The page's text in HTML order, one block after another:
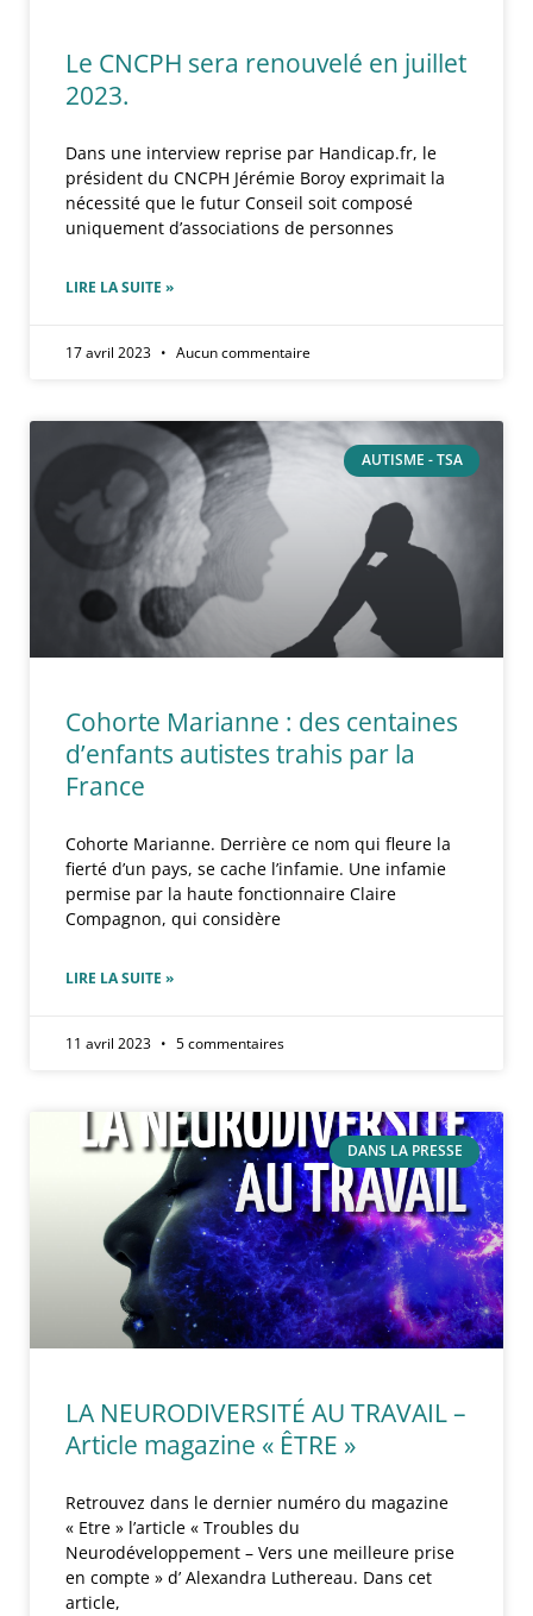
Le CNCPH sera renouvelé en juillet
2023.
Dans une interview reprise par Handicap.fr, le
président du CNCPH Jérémie Boroy exprimait la
nécessité que le futur Conseil soit composé
uniquement d’associations de personnes
LIRE LA SUITE »
17 avril 2023 Aucun commentaire
AUTISME - TSA
Cohorte Marianne : des centaines
d’enfants autistes trahis par la
France
Cohorte Marianne. Derrière ce nom qui fleure la
fierté d’un pays, se cache l’infamie. Une infamie
permise par la haute fonctionnaire Claire
Compagnon, qui considère
LIRE LA SUITE »
11 avril 2023 5 commentaires
DANS LA PRESSE
LA NEURODIVERSITÉ AU TRAVAIL –
Article magazine « ÊTRE »
Retrouvez dans le dernier numéro du magazine
« Etre » l’article « Troubles du
Neurodéveloppement – Vers une meilleure prise
en compte » d’ Alexandra Luthereau. Dans cet
article,